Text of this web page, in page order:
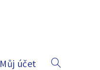
Můj účet